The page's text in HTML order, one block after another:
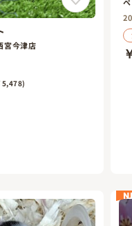
宮今津店
5,478)